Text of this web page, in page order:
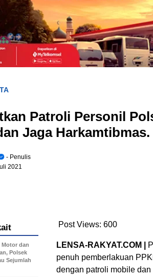
Patroli Personil
Jaga Harkamtibmas.
- Penulis
2021
Post Views: 600
LENSA-RAKYAT.COM |
penuh pemberlakuan
dengan patroli mobile
dan
Polsek
Sejumlah